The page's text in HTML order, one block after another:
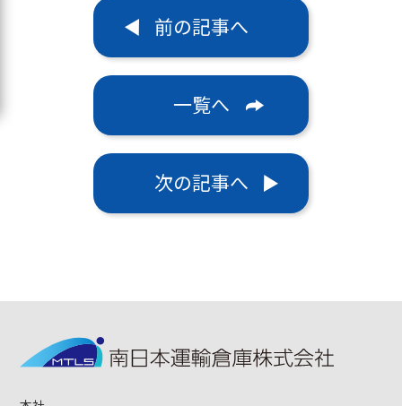
前の記事へ
一覧へ
次の記事へ